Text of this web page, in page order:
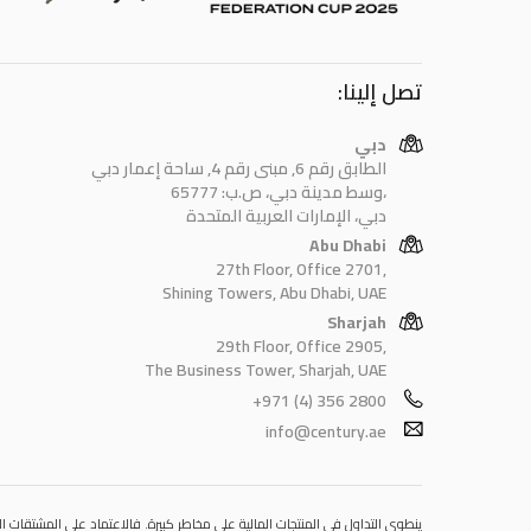
تصل إلينا:
دبي
الطابق رقم 6, مبنى رقم 4, ساحة إعمار دبي
وسط مدينة دبي، ص.ب: 65777،
دبي، الإمارات العربية المتحدة
Abu Dhabi
27th Floor, Office 2701,
Shining Towers, Abu Dhabi, UAE
Sharjah
29th Floor, Office 2905,
The Business Tower, Sharjah, UAE
+971 (4) 356 2800
info@century.ae
ينطوي التداول في المنتجات المالية على مخاطر كبيرة. فالاعتماد على المشتقات